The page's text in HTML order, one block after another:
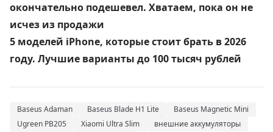
окончательно подешевел. Хватаем, пока он не
исчез из продажи
5 моделей iPhone, которые стоит брать в 2026
году. Лучшие варианты до 100 тысяч рублей
Baseus Adaman Baseus Blade H1 Lite
Baseus Magnetic Mini
Ugreen PB205
Xiaomi Ultra Slim
внешние аккумуляторы